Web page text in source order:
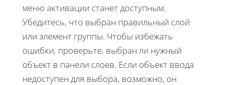
меню активации станет доступным.
Убедитесь, что выбран правильный слой
или элемент группы. Чтобы избежать
ошибки, проверьте, выбран ли нужный
объект в панели слоев. Если объект ввода
недоступен для выбора, возможно, он